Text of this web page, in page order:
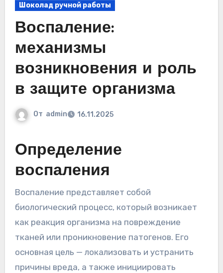
Шоколад ручной работы
Воспаление:
механизмы
возникновения и роль
в защите организма
От admin 16.11.2025
Определение
воспаления
Воспаление представляет собой
биологический процесс, который возникает
как реакция организма на повреждение
тканей или проникновение патогенов. Его
основная цель — локализовать и устранить
причины вреда, а также инициировать